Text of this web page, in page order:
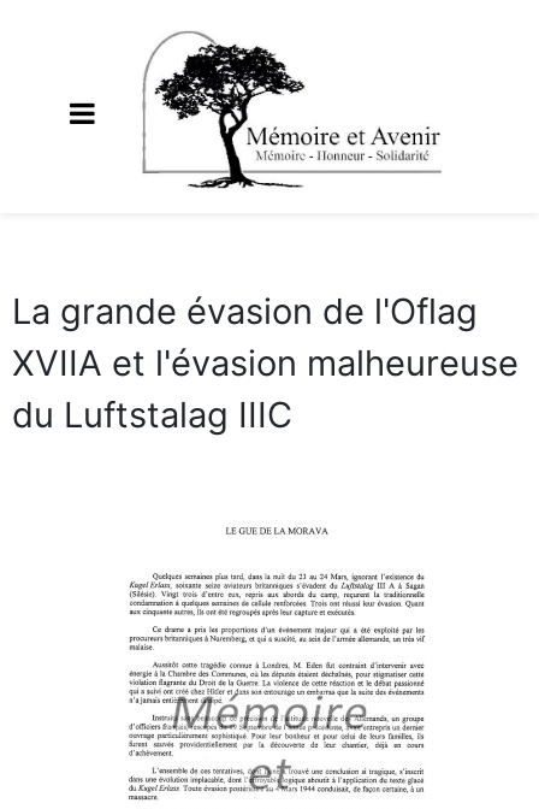
La grande évasion de l'Oflag
XVIIA et l'évasion malheureuse
du Luftstalag IIIC